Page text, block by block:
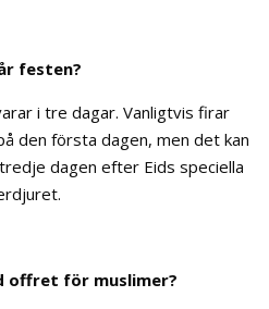
festen?
i tre dagar. Vanligtvis firar
den första dagen, men det kan
dagen efter Eids speciella
offret för muslimer?